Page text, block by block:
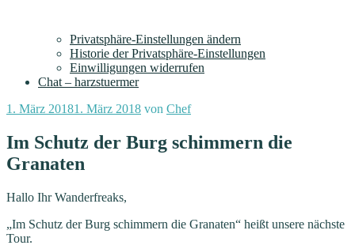
Privatsphäre-Einstellungen ändern
Historie der Privatsphäre-Einstellungen
Einwilligungen widerrufen
Chat – harzstuermer
Veröffentlicht
1. März 20181. März 2018 von Chef
Im Schutz der Burg schimmern die
Granaten
Hallo Ihr Wanderfreaks,
„Im Schutz der Burg schimmern die Granaten“ heißt unsere nächste
Tour.